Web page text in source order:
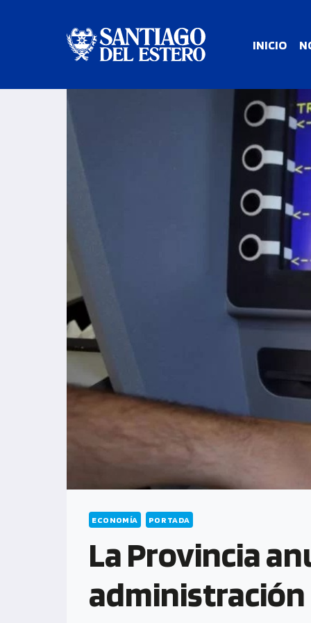
INICIO
ECONOMÍA PORTADA
La Provincia
administración